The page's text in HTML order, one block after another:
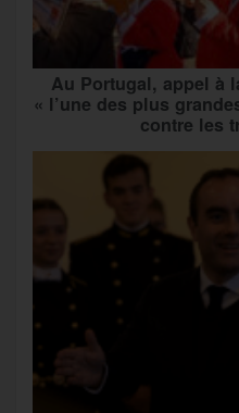
Au Portugal, appel à
« l’une des plus
contre les